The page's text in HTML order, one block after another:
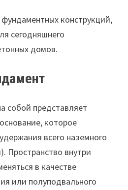
конструкций,
сегодняшнего
домов.
собой представляет
которое
всего наземного
Пространство внутри
в качестве
или полуподвального